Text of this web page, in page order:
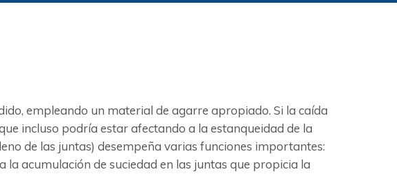
empleando un material de agarre apropiado. Si la caída
incluso podría estar afectando a la estanqueidad de la
de las juntas) desempeña varias funciones importantes:
acumulación de suciedad en las juntas que propicia la